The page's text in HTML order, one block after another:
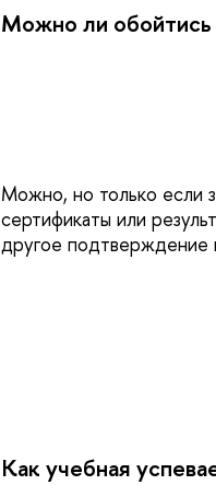
Можно ли обойтись
Можно, но только если
сертификаты или
другое
Как учебная